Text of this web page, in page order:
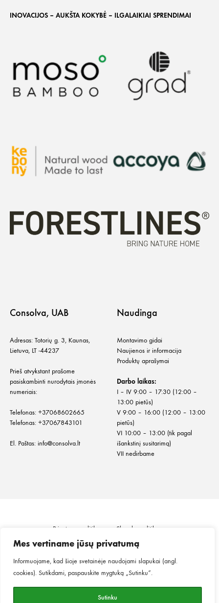
Mes vertiname jūsų privatumą
Informuojame, kad šioje svetainėje naudojami slapukai (angl.
cookies). Sutikdami, paspauskite mygtuką „Sutinku“.
Sutinku
INOVACIJOS – AUKŠTA KOKYBĖ – ILGALAIKIAI SPRENDIMAI
Consolva, UAB
Adresas: Totorių g. 3, Kaunas,
Lietuva, LT -44237
Prieš atvykstant prašome
pasiskambinti nurodytais įmonės
numeriais:
Telefonas: +37068602665
Telefonas: +37067843101
El. Paštas: info@consolva.lt
Naudinga
Montavimo gidai
Naujienos ir informacija
Produktų aprašymai
Darbo laikas:
I – IV 9:00 – 17:30 (12:00 –
13:00 pietūs)
V 9:00 – 16:00 (12:00 – 13:00
pietūs)
VI 10:00 – 13:00 (tik pagal
išankstinį susitarimą)
VII nedirbame
Privatumo politika
Slapukų politika
Informacija klientui
Prekių grąžinimas ir keitimas
Pirkimo taisyklės